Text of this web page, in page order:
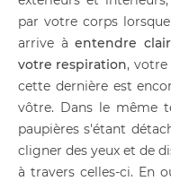
par votre corps
arrive à entendre
votre respiration, votre
cette dernière est
vôtre. Dans le même
paupières s'étant
cligner des yeux et de
à travers celles-ci. En